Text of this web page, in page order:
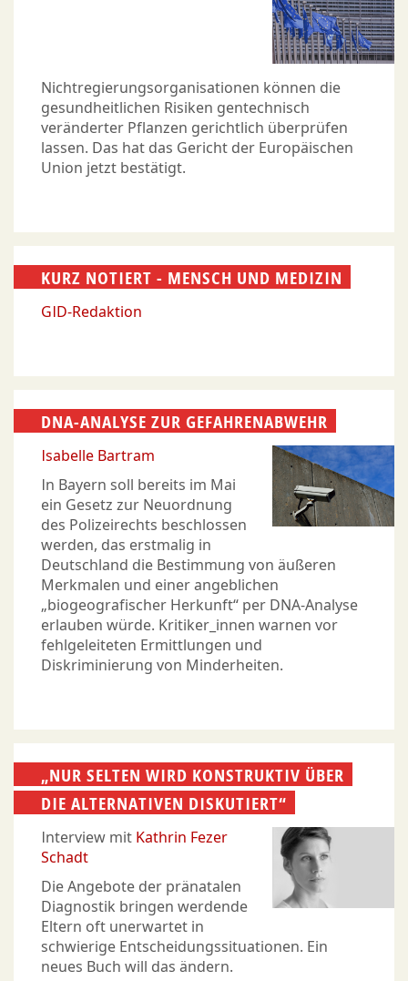
Nichtregierungsorganisationen können die
gesundheitlichen Risiken gentechnisch
veränderter Pflanzen gerichtlich überprüfen
lassen. Das hat das Gericht der Europäischen
Union jetzt bestätigt.
KURZ NOTIERT - MENSCH UND MEDIZIN
GID-Redaktion
DNA-ANALYSE ZUR GEFAHRENABWEHR
Isabelle Bartram
In Bayern soll bereits im Mai
ein Gesetz zur Neuordnung
des Polizeirechts beschlossen
werden, das erstmalig in
Deutschland die Bestimmung von äußeren
Merkmalen und einer angeblichen
„biogeografischer Herkunft“ per DNA-Analyse
erlauben würde. Kritiker_innen warnen vor
fehlgeleiteten Ermittlungen und
Diskriminierung von Minderheiten.
„NUR SELTEN WIRD KONSTRUKTIV ÜBER
DIE ALTERNATIVEN DISKUTIERT“
Interview mit Kathrin Fezer
Schadt
Die Angebote der pränatalen
Diagnostik bringen werdende
Eltern oft unerwartet in
schwierige Entscheidungssituationen. Ein
neues Buch will das ändern.